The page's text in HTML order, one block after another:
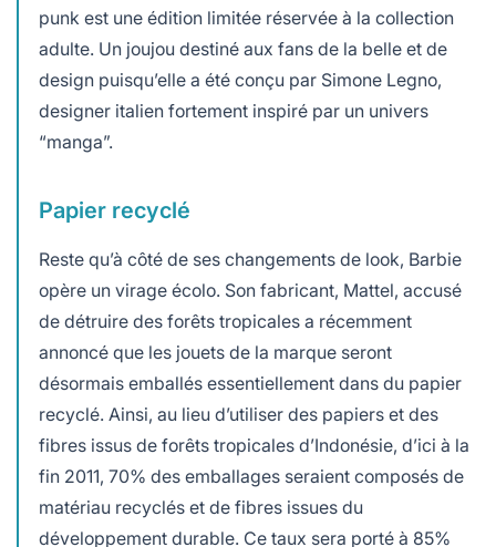
punk est une édition limitée réservée à la collection
adulte. Un joujou destiné aux fans de la belle et de
design puisqu’elle a été conçu par Simone Legno,
designer italien fortement inspiré par un univers
“manga”.
Papier recyclé
Reste qu’à côté de ses changements de look, Barbie
opère un virage écolo. Son fabricant, Mattel, accusé
de détruire des forêts tropicales a récemment
annoncé que les jouets de la marque seront
désormais emballés essentiellement dans du papier
recyclé. Ainsi, au lieu d’utiliser des papiers et des
fibres issus de forêts tropicales d’Indonésie, d’ici à la
fin 2011, 70% des emballages seraient composés de
matériau recyclés et de fibres issues du
développement durable. Ce taux sera porté à 85%